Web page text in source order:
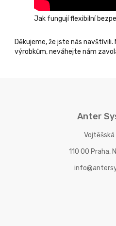
Jak fungují flexibilní
Děkujeme, že jste nás
výrobkům, neváhejte nám
Anter
Vojtěšská
110 00 Praha,